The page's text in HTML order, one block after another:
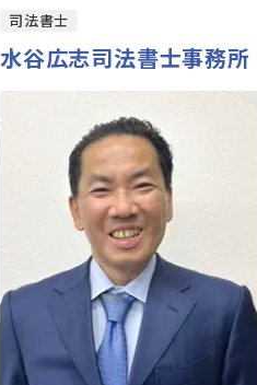
司法書士
水谷広志司法書士事務所